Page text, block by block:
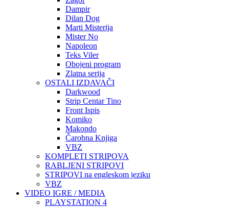
Dampir
Dilan Dog
Marti Misterija
Mister No
Napoleon
Teks Viler
Obojeni program
Zlatna serija
OSTALI IZDAVAČI
Darkwood
Strip Centar Tino
Front Ispis
Komiko
Makondo
Čarobna Knjiga
VBZ
KOMPLETI STRIPOVA
RABLJENI STRIPOVI
STRIPOVI na engleskom jeziku
VBZ
VIDEO IGRE / MEDIA
PLAYSTATION 4